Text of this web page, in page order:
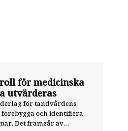
för medicinska
utvärderas
för tandvårdens
och identifiera
Det framgår av